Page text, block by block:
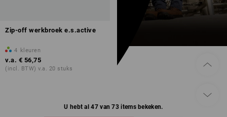
Zip-off werkbroek e.s.active
4 kleuren
v.a. € 56,75
(incl. BTW) v.a. 20 stuks
U hebt al 47 van 73 items bekeken.